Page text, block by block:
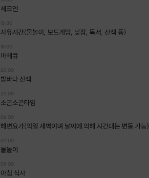
체크인
15:30
자유시간(물놀이, 보드게임, 낮잠, 독서, 산책 등)
18:00
바베큐
20:00
밤바다 산책
22:00
소곤소곤타임
06:00
해변요가(익일 새벽이며 날씨에 의해 시간대는 변동 가능)
07:00
물놀이
09:00
아침 식사